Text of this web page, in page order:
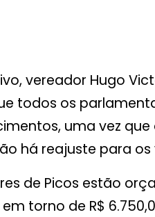
vereador Hugo
todos os
uma vez que
há reajuste para os
de Picos estão
em torno de R$